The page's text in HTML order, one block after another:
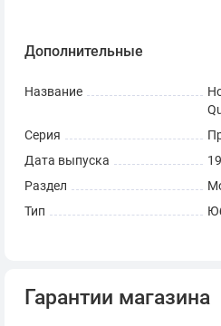
Дополнительные
Название
Серия
Дата выпуска
Раздел
Тип
Гарантии магазина